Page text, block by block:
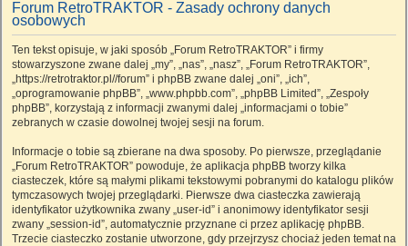
Forum RetroTRAKTOR - Zasady ochrony danych
osobowych
Ten tekst opisuje, w jaki sposób „Forum RetroTRAKTOR” i firmy
stowarzyszone zwane dalej „my”, „nas”, „nasz”, „Forum RetroTRAKTOR”,
„https://retrotraktor.pl//forum” i phpBB zwane dalej „oni”, „ich”,
„oprogramowanie phpBB”, „www.phpbb.com”, „phpBB Limited”, „Zespoły
phpBB”, korzystają z informacji zwanymi dalej „informacjami o tobie”
zebranych w czasie dowolnej twojej sesji na forum.
Informacje o tobie są zbierane na dwa sposoby. Po pierwsze, przeglądanie
„Forum RetroTRAKTOR” powoduje, że aplikacja phpBB tworzy kilka
ciasteczek, które są małymi plikami tekstowymi pobranymi do katalogu plików
tymczasowych twojej przeglądarki. Pierwsze dwa ciasteczka zawierają
identyfikator użytkownika zwany „user-id” i anonimowy identyfikator sesji
zwany „session-id”, automatycznie przyznane ci przez aplikację phpBB.
Trzecie ciasteczko zostanie utworzone, gdy przejrzysz chociaż jeden temat na